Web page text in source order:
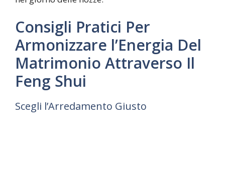
Consigli Pratici Per
Armonizzare l’Energia Del
Matrimonio Attraverso Il
Feng Shui
Scegli l’Arredamento Giusto